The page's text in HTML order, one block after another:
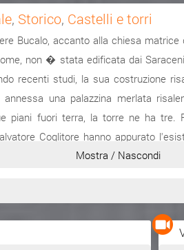
, Storico, Castelli e torri
Bucalo, accanto alla chiesa matrice
non � stata edificata dai
recenti studi, la sua costruzione
una palazzina merlata
piani fuori terra, la torre ne ha tre.
Coglitore hanno appurato
di due piani interrati, di cui uno
edificio durante il Medioevo doveva
i 15 metri di altezza. La torre
dimora estiva e balneare
Mostra / Nascondi